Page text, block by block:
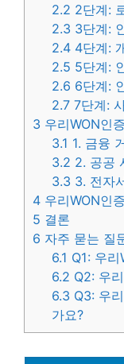
2.2 2단계:
2.3 3단계:
2.4 4단계:
2.5 5단계:
2.6 6단계:
2.7 7단계:
3 우리WON인
3.1 1. 금융
3.2 2. 공공
3.3 3. 전자
4 우리WON인
5 결론
6 자주 묻는 질
6.1 Q1: 우
6.2 Q2: 우
6.3 Q3: 우
가요?